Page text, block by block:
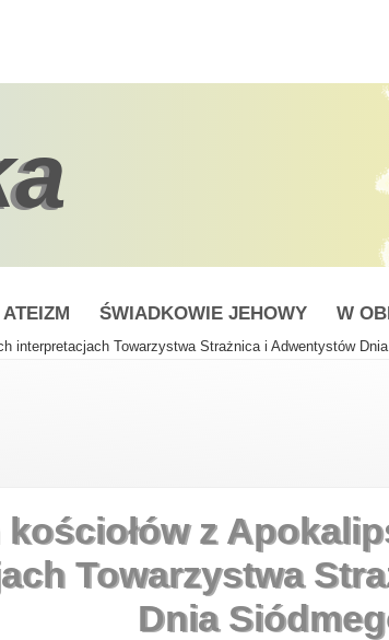
ATEIZM ŚWIADKOWIE JEHOWY W
interpretacjach Towarzystwa Strażnica i Adwentystów
kościołów z
Towarzystwa
Dnia